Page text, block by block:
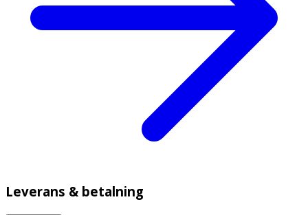
Leverans & betalning